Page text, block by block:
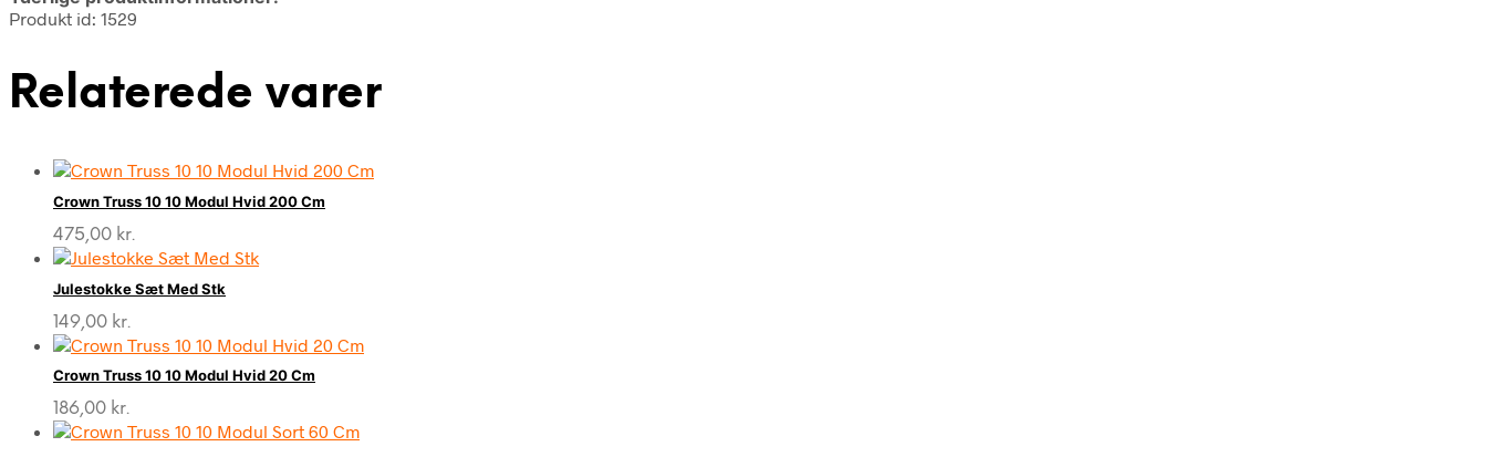
Produkt id: 1529
Relaterede varer
Crown Truss 10 10 Modul Hvid 200 Cm
475,00 kr.
Julestokke Sæt Med Stk
149,00 kr.
Crown Truss 10 10 Modul Hvid 20 Cm
186,00 kr.